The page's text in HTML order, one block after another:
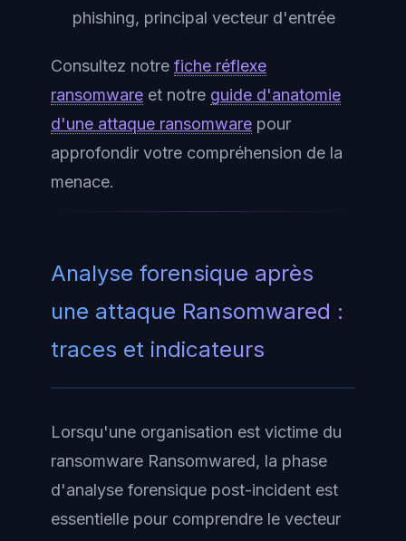
phishing, principal vecteur d'entrée
Consultez notre fiche réflexe
ransomware et notre guide d'anatomie
d'une attaque ransomware pour
approfondir votre compréhension de la
menace.
Analyse forensique après
une attaque Ransomwared :
traces et indicateurs
Lorsqu'une organisation est victime du
ransomware Ransomwared, la phase
d'analyse forensique post-incident est
essentielle pour comprendre le vecteur